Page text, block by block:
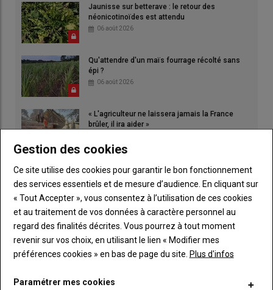
Jaunisse sur betterave : le retour des
néonicotinoïdes est attendu
06 août 2026
Qu'attendre d'un maïs fourrage récolté sans
épi ?
06 août 2026
« L'agriculteur ne laissera jamais la France
brûler, il ira aider »
Gestion des cookies
Ce site utilise des cookies pour garantir le bon fonctionnement
des services essentiels et de mesure d’audience. En cliquant sur
« Tout Accepter », vous consentez à l’utilisation de ces cookies
et au traitement de vos données à caractère personnel au
regard des finalités décrites. Vous pourrez à tout moment
revenir sur vos choix, en utilisant le lien « Modifier mes
préférences cookies » en bas de page du site. Plus d'infos
Paramétrer mes cookies